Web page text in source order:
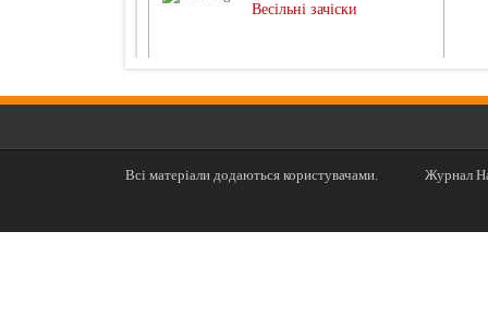
Весільні зачіски
Всі матеріали додаються користувачами. Журнал